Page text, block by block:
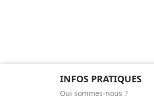
INFOS PRATIQUES
Qui sommes-nous ?